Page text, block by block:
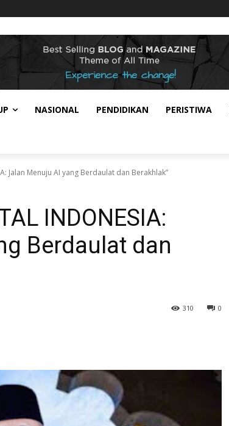
NASIONAL PENDIDIKAN PERISTIWA
Jalan Menuju AI yang Berdaulat dan Berakhlak”
INDONESIA:
Berdaulat dan
0
310